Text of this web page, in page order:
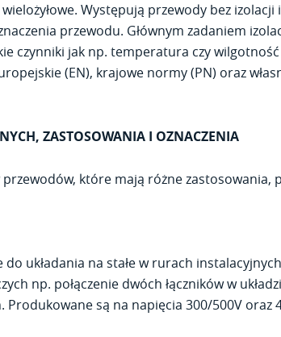
Występują przewody bez
przewodu. Głównym zadaniem
czynniki jak np. temperatura czy
(EN), krajowe normy (PN) oraz
ZASTOSOWANIA I OZNACZENIA
które mają różne
układania na stałe w rurach
np. połączenie dwóch łączników w
są na napięcia 300/500V oraz